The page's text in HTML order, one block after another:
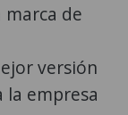
marca de
versión
la empresa